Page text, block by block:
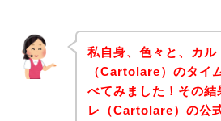
私自身、色々と、カル
（Cartolare）のタイ
べてみました！その
レ（Cartolare）の公